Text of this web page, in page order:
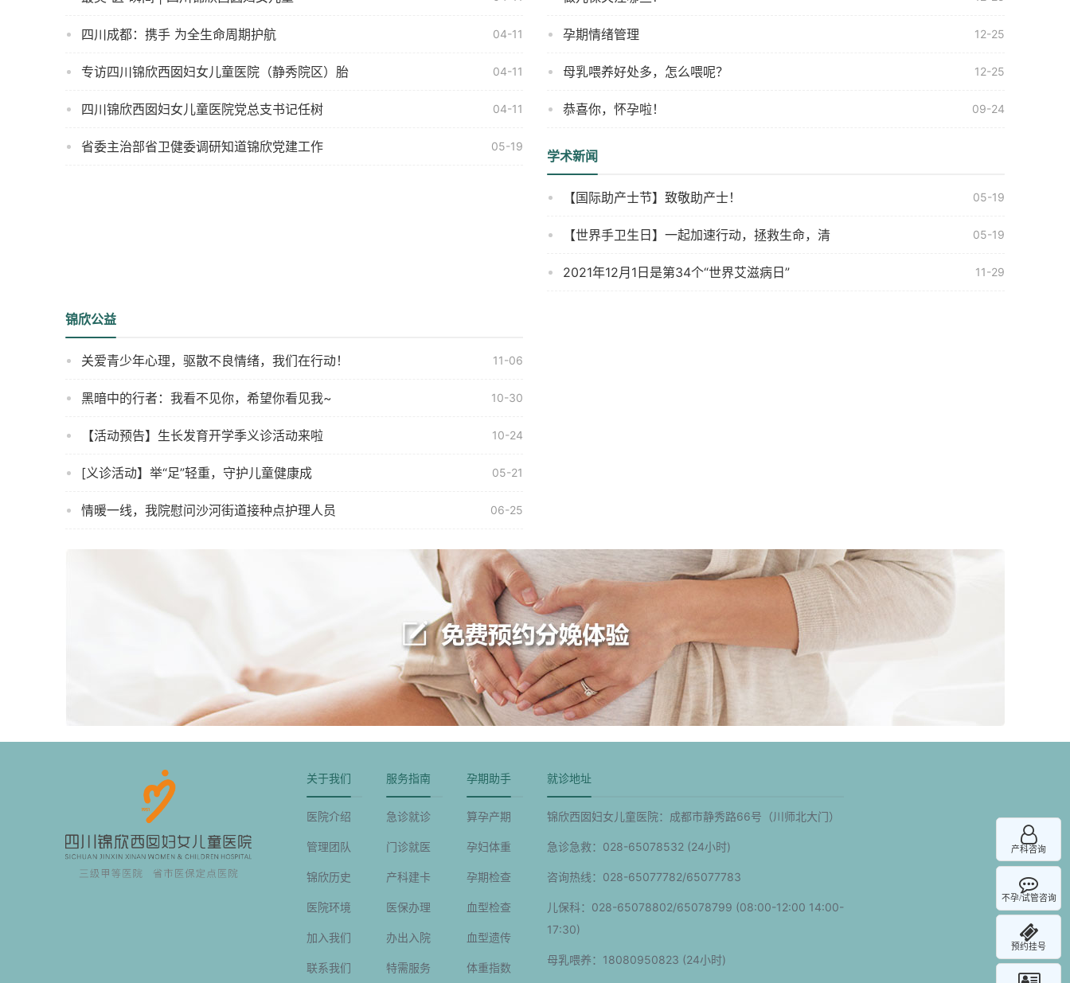
04-11
四川成都：携手 为全生命周期护航
04-11
专访四川锦欣西囡妇女儿童医院（静秀院区）胎
04-11
四川锦欣西囡妇女儿童医院党总支书记任树
05-19
省委主治部省卫健委调研知道锦欣党建工作
12-25
孕期情绪管理
12-25
母乳喂养好处多，怎么喂呢？
09-24
恭喜你，怀孕啦！
学术新闻
05-19
【国际助产士节】致敬助产士！
05-19
【世界手卫生日】一起加速行动，拯救生命，清
11-29
2021年12月1日是第34个“世界艾滋病日”
锦欣公益
11-06
关爱青少年心理，驱散不良情绪，我们在行动！
10-30
黑暗中的行者：我看不见你，希望你看见我~
10-24
【活动预告】生长发育开学季义诊活动来啦
05-21
[义诊活动】举“足”轻重，守护儿童健康成
06-25
情暖一线，我院慰问沙河街道接种点护理人员
关于我们
医院介绍
管理团队
锦欣历史
医院环境
加入我们
联系我们
服务指南
急诊就诊
门诊就医
产科建卡
医保办理
办出入院
特需服务
孕期助手
算孕产期
孕妇体重
孕期检查
血型检查
血型遗传
体重指数
就诊地址
锦欣西囡妇女儿童医院：成都市静秀路66号（川师北大门）
急诊急救：028-65078532 (24小时)
咨询热线：028-65077782/65077783
儿保科：028-65078802/65078799 (08:00-12:00 14:00-
17:30)
母乳喂养：18080950823 (24小时)
产科咨询
不孕/试管咨询
预约挂号